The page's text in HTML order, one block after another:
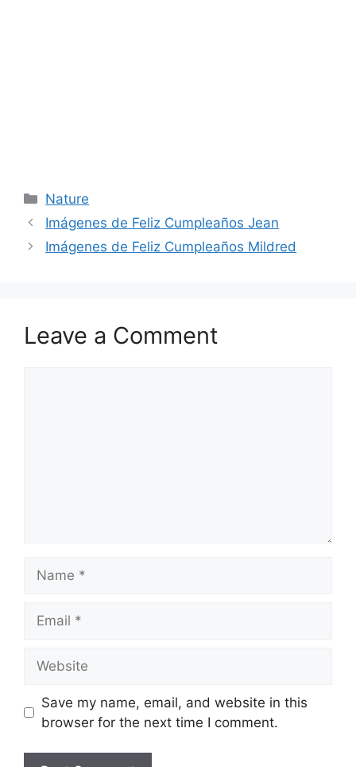
Categories
Nature
Imágenes de Feliz Cumpleaños Jean
Imágenes de Feliz Cumpleaños Mildred
Leave a Comment
Save my name, email, and website in this
browser for the next time I comment.